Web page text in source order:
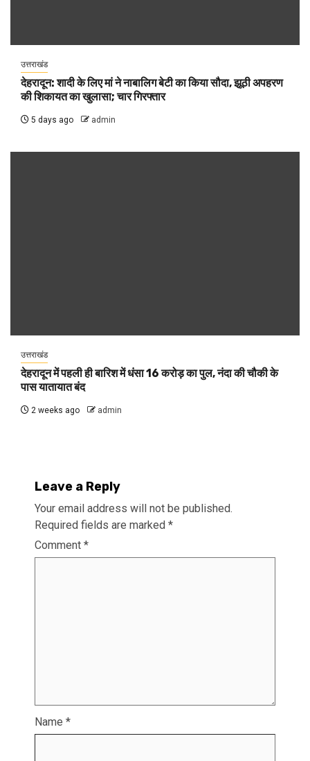
उत्तराखंड
देहरादून: शादी के लिए मां ने नाबालिग बेटी का किया सौदा, झूठी अपहरण
की शिकायत का खुलासा; चार गिरफ्तार
5 days ago admin
उत्तराखंड
देहरादून में पहली ही बारिश में धंसा 16 करोड़ का पुल, नंदा की चौकी के
पास यातायात बंद
2 weeks ago admin
Leave a Reply
Your email address will not be published.
Required fields are marked *
Comment *
Name *